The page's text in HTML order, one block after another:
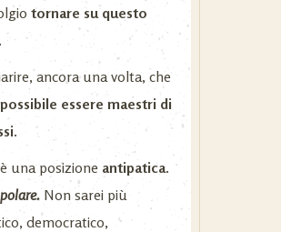
tornare su questo
ancora una volta, che
essere maestri di
una posizione antipatica.
Non sarei più
democratico,